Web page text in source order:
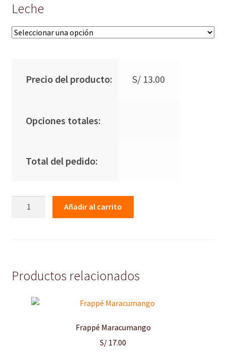
Leche
Precio del producto: S/13.00
Opciones totales:
Total del pedido:
Añadir al carrito
Productos relacionados
Frappé Maracumango
S/ 17.00